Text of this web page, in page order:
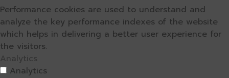
Performance cookies are used to understand and
analyze the key performance indexes of the website
which helps in delivering a better user experience for
the visitors.
Analytics
Analytics